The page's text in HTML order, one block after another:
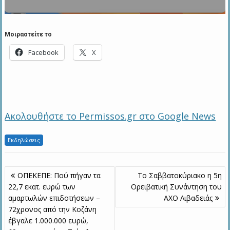
Μοιραστείτε το
Facebook X
Ακολουθήστε το Permissos.gr στο Google News
Εκδηλώσεις
Πλοήγηση
άρθρων
ΟΠΕΚΕΠΕ: Πού πήγαν τα
22,7 εκατ. ευρώ των
αμαρτωλών επιδοτήσεων –
72χρονος από την Κοζάνη
έβγαλε 1.000.000 ευρώ,
Το Σαββατοκύριακο η 5η
Ορειβατική Συνάντηση του
ΑΧΟ Λιβαδειάς